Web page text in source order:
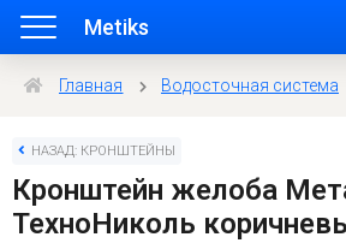
Metiks
Главная Водосточная система
НАЗАД: КРОНШТЕЙНЫ
Кронштейн желоба
ТехноНиколь